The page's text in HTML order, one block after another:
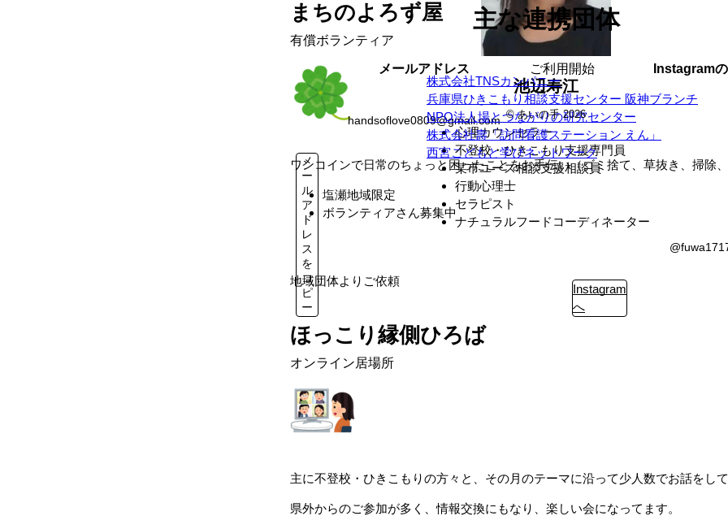
まちのよろず屋
有償ボランティア
ワンコインで日常のちょっと困ったことをお手伝い（ゴミ捨て、草抜き、掃除、
塩瀬地域限定
ボランティアさん募集中
地域団体よりご依頼
ほっこり縁側ひろば
オンライン居場所
主に不登校・ひきこもりの方々と、その月のテーマに沿って少人数でお話をして
県外からのご参加が多く、情報交換にもなり、楽しい会になってます。
3
ご利用開始
池辺寿江
心理カウンセラー
不登校・ひきこもり支援専門員
某市ユース相談支援相談員
行動心理士
セラピスト
ナチュラルフードコーディネーター
メールアドレス
handsoflove0809@gmail.com
メ
ー
ル
ア
ド
レ
ス
を
コ
ピ
ー
Instagram
Instagram
へ
主な連携団体
株式会社TNSカンパニー
兵庫県ひきこもり相談支援センター 阪神ブランチ
NPO法人場とつながりの研究センター
株式会社壽「訪問看護ステーション えん」
西宮こどもと学びネットワーク
© あいの手 2026